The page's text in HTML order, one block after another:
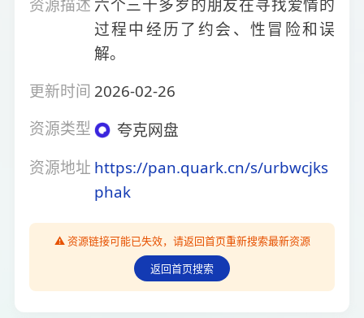
资源描述 六个三十多岁的朋友在寻找爱情的
过程中经历了约会、性冒险和误
解。
更新时间 2026-02-26
资源类型
夸克网盘
资源地址 https://pan.quark.cn/s/urbwcjks
phak
⚠️ 资源链接可能已失效，请返回首页重新搜索最新资源
返回首页搜索